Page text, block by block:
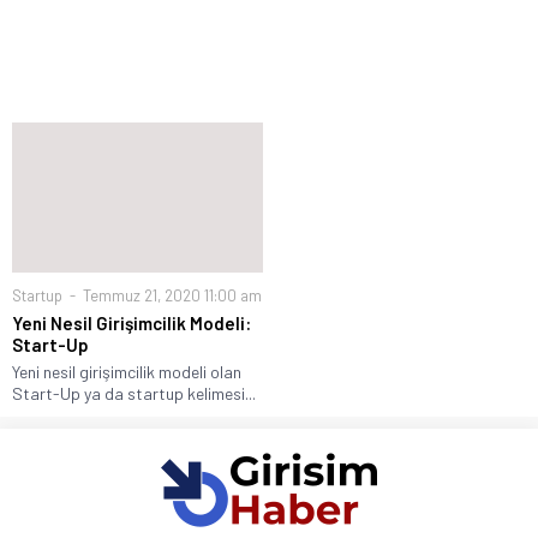
Startup Temmuz 21, 2020 11:00 am
Yeni Nesil Girişimcilik Modeli:
Start-Up
Yeni nesil girişimcilik modeli olan
Start-Up ya da startup kelimesi...